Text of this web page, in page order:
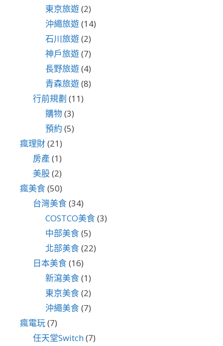
東京旅遊(2)
沖繩旅遊(14)
石川旅遊(2)
神戶旅遊(7)
長野旅遊(4)
青森旅遊(8)
行前規劃 (11)
購物(3)
預約 (5)
瘋理財(21)
房產 (1)
美股(2)
瘋美食(50)
台灣美食(34)
COSTCO美食(3)
中部美食(5)
北部美食(22)
日本美食(16)
新瀉美食(1)
東京美食(2)
沖繩美食(7)
瘋電玩(7)
任天堂Switch(7)